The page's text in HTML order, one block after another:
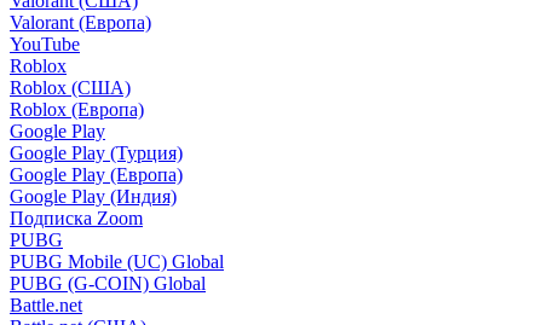
Valorant (Европа)
YouTube
Roblox
Roblox (США)
Roblox (Европа)
Google Play
Google Play (Турция)
Google Play (Европа)
Google Play (Индия)
Подписка Zoom
PUBG
PUBG Mobile (UC) Global
PUBG (G-COIN) Global
Battle.net